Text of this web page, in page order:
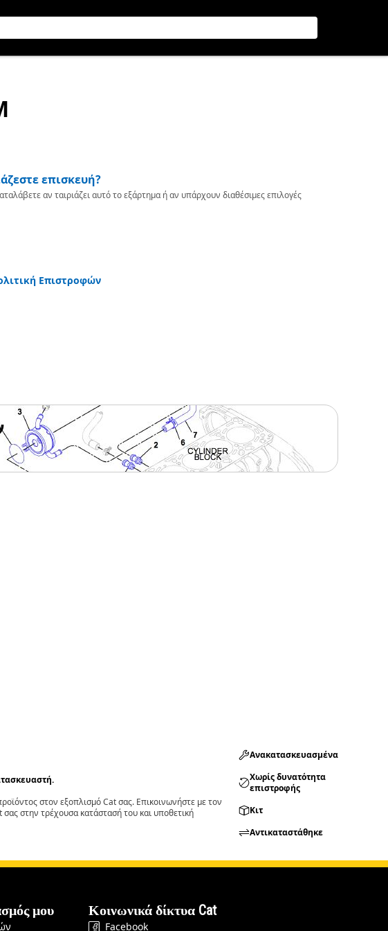
επισκευή?
αν ταιριάζει αυτό το εξάρτημα ή αν υπάρχουν διαθέσιμες επιλογές
Επιστροφών
στον εξοπλισμό Cat σας. Επικοινωνήστε με τον
στην τρέχουσα κατάστασή του και υποθετική
Ανακατασκευασμένα
Χωρίς δυνατότητα
επιστροφής
Κιτ
Αντικαταστάθηκε
μου Κοινωνικά δίκτυα Cat
Facebook